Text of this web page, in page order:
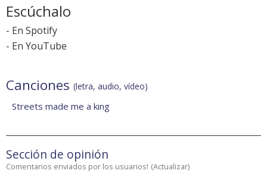
Escúchalo
- En Spotify
- En YouTube
Canciones (letra, audio, vídeo)
Streets made me a king
Sección de opinión
Comentarios enviados por los usuarios! (Actualizar)